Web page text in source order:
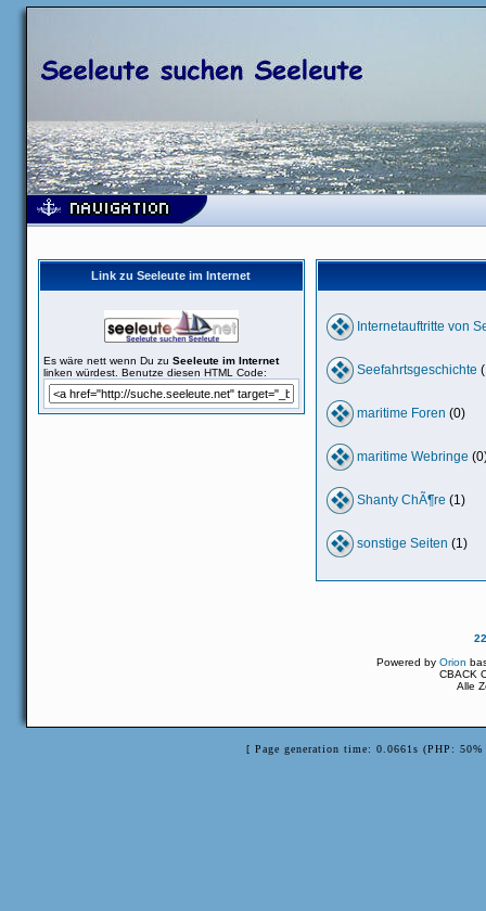
Link zu Seeleute im Internet
Es wäre nett wenn Du zu Seeleute im Internet
linken würdest. Benutze diesen HTML Code:
Internetauftritte von
Seefahrtsgeschichte
maritime Foren (0)
maritime Webringe
Shanty ChÃ¶re (1)
sonstige Seiten (1)
Powered byOrion
CBACK
Alle
[ Page generation time: 0.0661s (PHP: